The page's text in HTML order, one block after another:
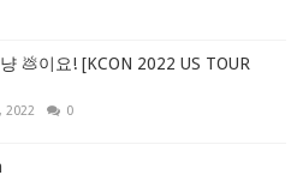
💩이요! [KCON 2022 US TOUR
2022 0